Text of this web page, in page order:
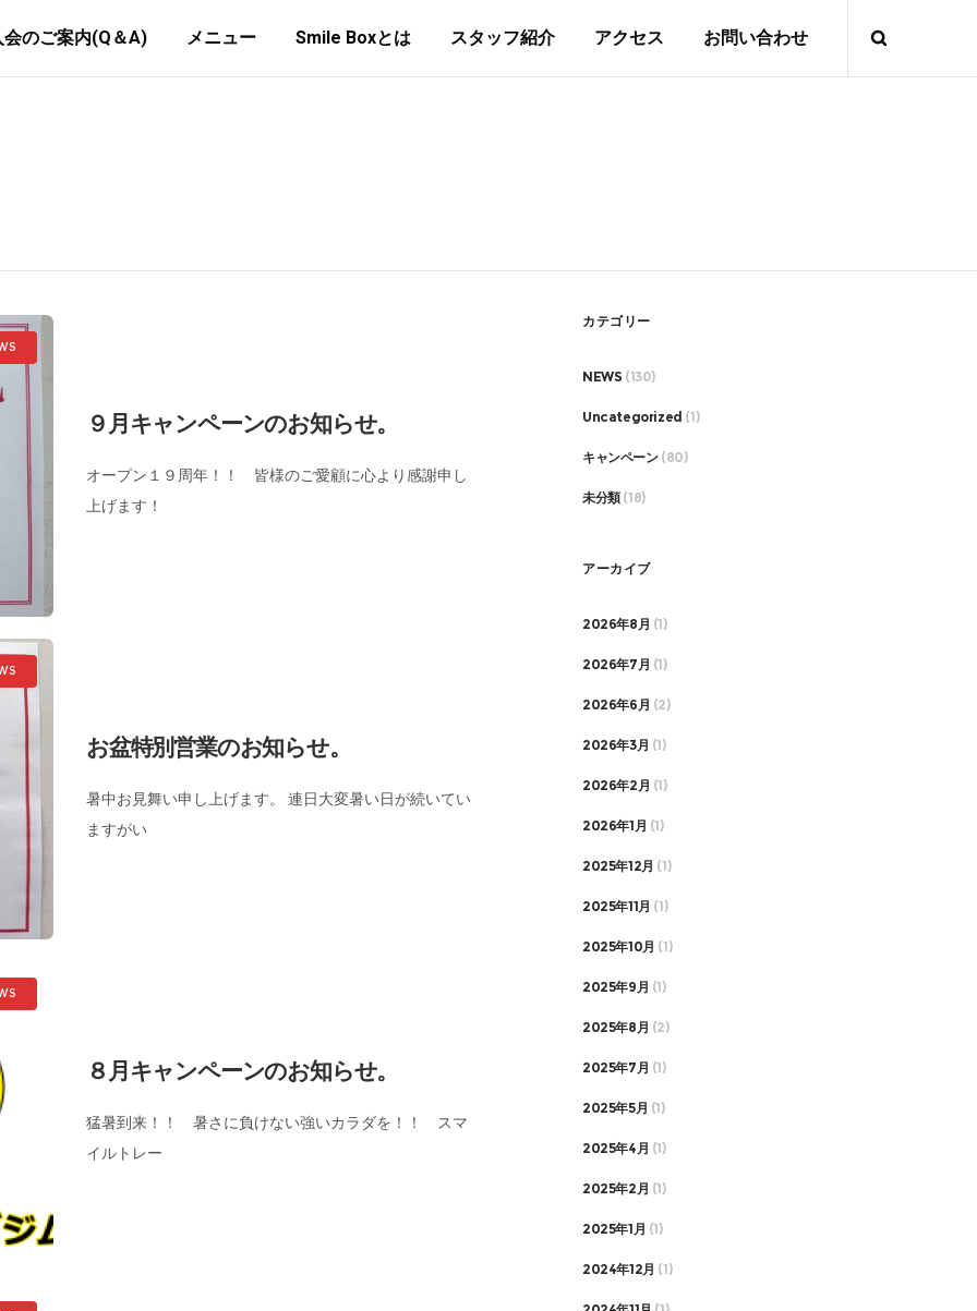
会のご案内(Q＆A) メニュー Smile Boxとは スタッフ紹介 アクセス お問い合わせ
９月キャンペーンのお知らせ。
オープン１９周年！！ 皆様のご愛顧に心より感謝申し
上げます！
お盆特別営業のお知らせ。
暑中お見舞い申し上げます。 連日大変暑い日が続いてい
ますがい
８月キャンペーンのお知らせ。
猛暑到来！！ 暑さに負けない強いカラダを！！ スマ
イルトレー
カテゴリー
NEWS (130)
Uncategorized (1)
キャンペーン(80)
未分類(18)
アーカイブ
2026年8月 (1)
2026年7月 (1)
2026年6月 (2)
2026年3月 (1)
2026年2月 (1)
2026年1月 (1)
2025年12月 (1)
2025年11月 (1)
2025年10月 (1)
2025年9月 (1)
2025年8月 (2)
2025年7月 (1)
2025年5月 (1)
2025年4月 (1)
2025年2月 (1)
2025年1月 (1)
2024年12月 (1)